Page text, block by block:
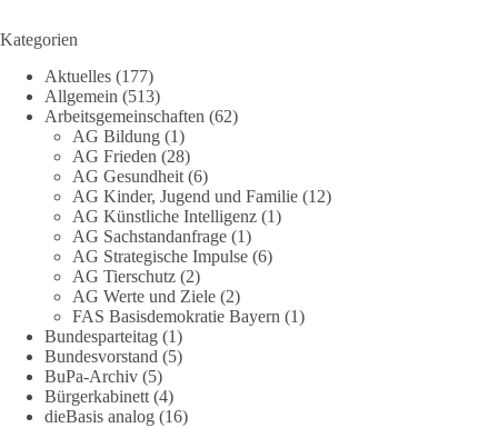
10 Stunden zuvor
Jetzt abstimmen: Welche Rolle soll Deutschland in Sachen
Verteidung übernehmen❓
Das Bundesministerium der Verteidigung schreibt im
Strategiepapier, dass die Bundeswehr zum Schutz des Landes
und der Verbündeten abschreckungs- und verteidigungsfähig
sein muss. Die strategische Ausrichtung sieht vor, dass
Deutschland in der NATO eine Führungsrolle übernimmt, zur
stärksten konventionellen Armee Europas werden soll und
über die Verteidigungsbereitschaft hinaus aufrüstet.
Wie siehst du das? Mach jetzt bei unserer Umfrage mit und sag
uns deine Meinung:
Kategorien
Aktuelles (177)
Allgemein (513)
Arbeitsgemeinschaften (62)
AG Bildung (1)
AG Frieden (28)
AG Gesundheit (6)
AG Kinder, Jugend und Familie (12)
AG Künstliche Intelligenz (1)
AG Sachstandanfrage (1)
AG Strategische Impulse (6)
AG Tierschutz (2)
AG Werte und Ziele (2)
FAS Basisdemokratie Bayern (1)
Bundesparteitag (1)
Bundesvorstand (5)
BuPa-Archiv (5)
Bürgerkabinett (4)
dieBasis analog (16)